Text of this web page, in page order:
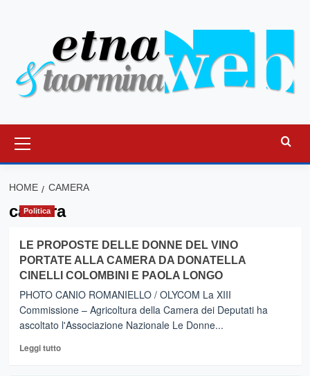
principale
HOME CAMERA
camera
Politica
LE PROPOSTE DELLE DONNE DEL VINO
PORTATE ALLA CAMERA DA DONATELLA
CINELLI COLOMBINI E PAOLA LONGO
PHOTO CANIO ROMANIELLO / OLYCOM La XIII
Commissione – Agricoltura della Camera dei Deputati ha
ascoltato l'Associazione Nazionale Le Donne...
Leggi tuttoLeggi